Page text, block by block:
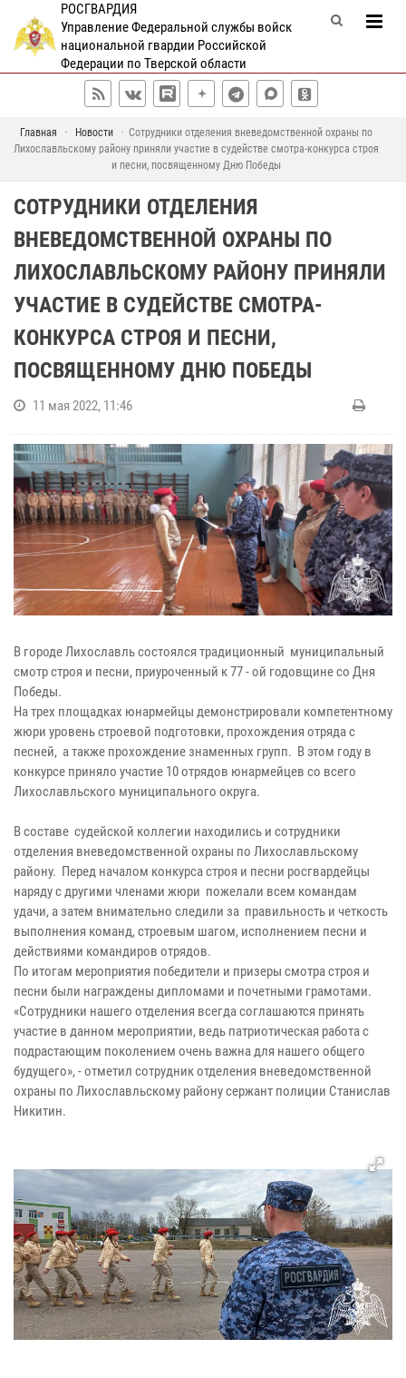
РОСГВАРДИЯ
Управление Федеральной службы войск
национальной гвардии Российской
Федерации по Тверской области
Главная Новости
Сотрудники отделения вневедомственной охраны по
Лихославльскому району приняли участие в судействе смотра-конкурса строя
и песни, посвященному Дню Победы
СОТРУДНИКИ ОТДЕЛЕНИЯ
ВНЕВЕДОМСТВЕННОЙ ОХРАНЫ ПО
ЛИХОСЛАВЛЬСКОМУ РАЙОНУ ПРИНЯЛИ
УЧАСТИЕ В СУДЕЙСТВЕ СМОТРА-
КОНКУРСА СТРОЯ И ПЕСНИ,
ПОСВЯЩЕННОМУ ДНЮ ПОБЕДЫ
11 мая 2022, 11:46
В городе Лихославль состоялся традиционный муниципальный
смотр строя и песни, приуроченный к 77 - ой годовщине со Дня
Победы.
На трех площадках юнармейцы демонстрировали компетентному
жюри уровень строевой подготовки, прохождения отряда с
песней, а также прохождение знаменных групп. В этом году в
конкурсе приняло участие 10 отрядов юнармейцев со всего
Лихославльского муниципального округа.
В составе судейской коллегии находились и сотрудники
отделения вневедомственной охраны по Лихославльскому
району. Перед началом конкурса строя и песни росгвардейцы
наряду с другими членами жюри пожелали всем командам
удачи, а затем внимательно следили за правильность и четкость
выполнения команд, строевым шагом, исполнением песни и
действиями командиров отрядов.
По итогам мероприятия победители и призеры смотра строя и
песни были награждены дипломами и почетными грамотами.
«Сотрудники нашего отделения всегда соглашаются принять
участие в данном мероприятии, ведь патриотическая работа с
подрастающим поколением очень важна для нашего общего
будущего», - отметил сотрудник отделения вневедомственной
охраны по Лихославльскому району сержант полиции Станислав
Никитин.